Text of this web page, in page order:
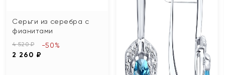
Серьги из серебра с
фианитами
4 520 ₽
2 260 ₽
-50%